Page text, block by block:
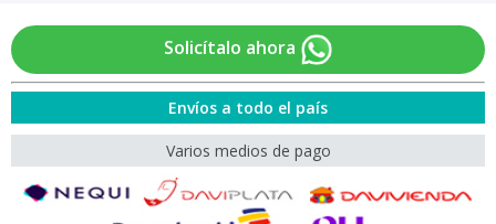
Solicítalo ahora
Envíos a todo el país
Varios medios de pago